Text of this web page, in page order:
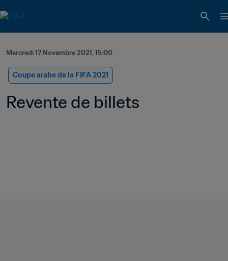
Mercredi 17 Novembre 2021, 15:00
Coupe arabe de la FIFA 2021
Revente de billets